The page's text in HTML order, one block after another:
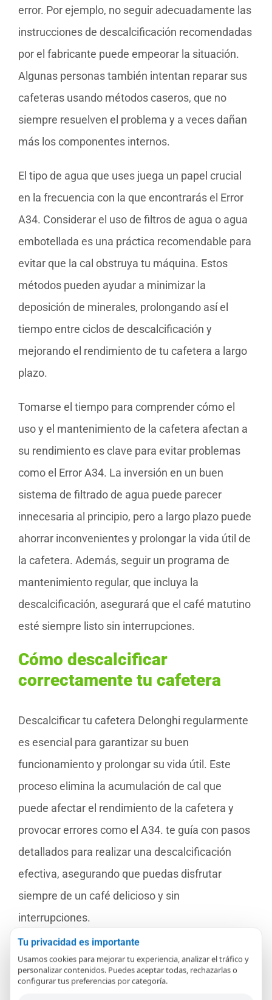
error. Por ejemplo, no seguir adecuadamente las
instrucciones de descalcificación recomendadas
por el fabricante puede empeorar la situación.
Algunas personas también intentan reparar sus
cafeteras usando métodos caseros, que no
siempre resuelven el problema y a veces dañan
más los componentes internos.
El tipo de agua que uses juega un papel crucial
en la frecuencia con la que encontrarás el Error
A34. Considerar el uso de filtros de agua o agua
embotellada es una práctica recomendable para
evitar que la cal obstruya tu máquina. Estos
métodos pueden ayudar a minimizar la
deposición de minerales, prolongando así el
tiempo entre ciclos de descalcificación y
mejorando el rendimiento de tu cafetera a largo
plazo.
Tomarse el tiempo para comprender cómo el
uso y el mantenimiento de la cafetera afectan a
su rendimiento es clave para evitar problemas
como el Error A34. La inversión en un buen
sistema de filtrado de agua puede parecer
innecesaria al principio, pero a largo plazo puede
ahorrar inconvenientes y prolongar la vida útil de
la cafetera. Además, seguir un programa de
mantenimiento regular, que incluya la
descalcificación, asegurará que el café matutino
esté siempre listo sin interrupciones.
Cómo descalcificar
correctamente tu cafetera
Descalcificar tu cafetera Delonghi regularmente
es esencial para garantizar su buen
funcionamiento y prolongar su vida útil. Este
proceso elimina la acumulación de cal que
puede afectar el rendimiento de la cafetera y
provocar errores como el A34. te guía con pasos
detallados para realizar una descalcificación
efectiva, asegurando que puedas disfrutar
siempre de un café delicioso y sin
interrupciones.
Reúne los materiales necesarios:
Necesitarás un producto descalcificador
Tu privacidad es importante
Usamos cookies para mejorar tu experiencia, analizar el tráfico y
personalizar contenidos. Puedes aceptar todas, rechazarlas o
configurar tus preferencias por categoría.